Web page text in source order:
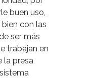
buen uso,
con las
ser más
trabajan en
la presa